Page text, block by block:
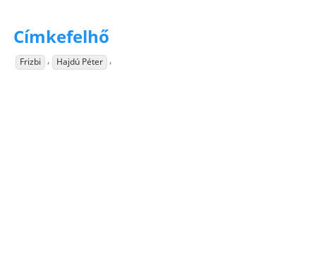
Címkefelhő
Frizbi , Hajdú Péter ,